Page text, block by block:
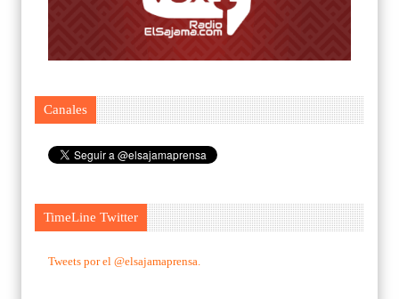
Canales
TimeLine Twitter
Tweets por el @elsajamaprensa.